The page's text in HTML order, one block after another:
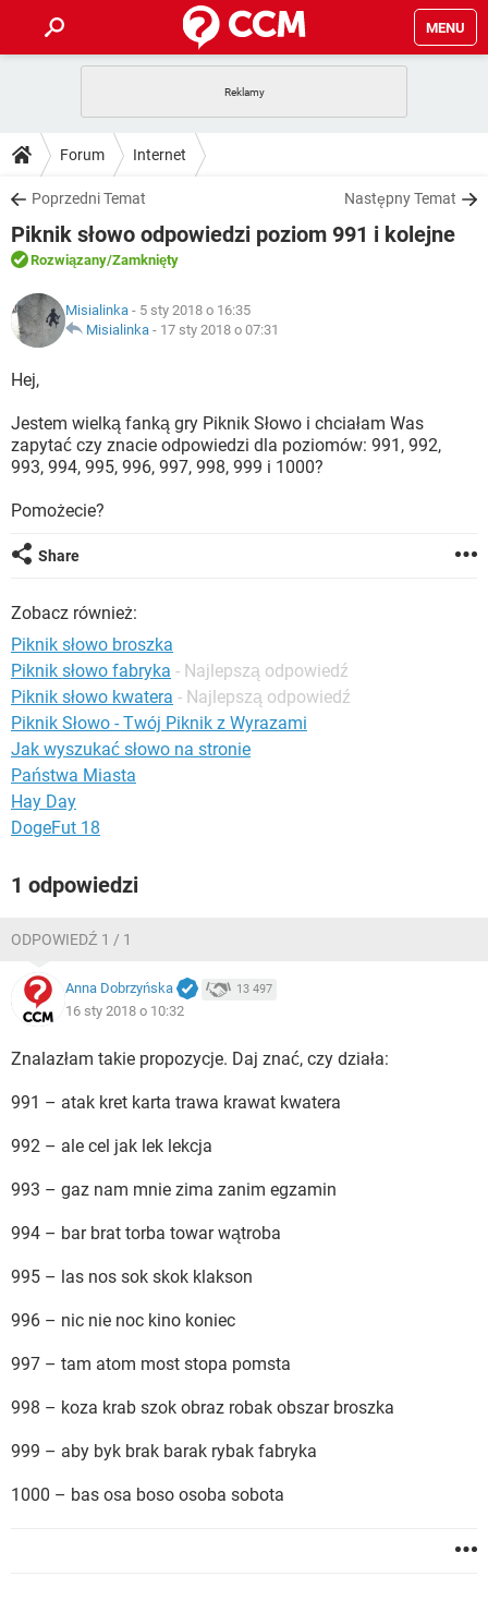
MENU
GRY
SPOTIFY
INSTAGRAM FACEBOOK
WINDOWS 10
PORADY
PlayStation
SPOTIFY
INSTAGRAM
WINDOWS 10
DO POBRANIA
ANDROID TIKTOK
GRY
IOS
INSTAGRAM
WINDOWS 10
FORUM
COVID-19
GRY WHATSAPP
WINDOWS 10
ARTYKUŁY
COVID-19
GRY
SPOTIFY NETFLIX
INSTAGRAM FACEBOOK
Forum Internet
Poprzedni Temat Następny Temat
Piknik słowo odpowiedzi poziom 991 i kolejne
Rozwiązany/Zamknięty
Misialinka - 5 sty 2018 o 16:35
Misialinka - 17 sty 2018 o 07:31
Hej,
Jestem wielką fanką gry Piknik Słowo i chciałam Was
zapytać czy znacie odpowiedzi dla poziomów: 991, 992,
993, 994, 995, 996, 997, 998, 999 i 1000?
Pomożecie?
Share
Zobacz również:
Piknik słowo broszka
Piknik słowo fabryka - Najlepszą odpowiedź
Piknik słowo kwatera - Najlepszą odpowiedź
Piknik Słowo - Twój Piknik z Wyrazami
Jak wyszukać słowo na stronie
Państwa Miasta
Hay Day
DogeFut 18
1 odpowiedzi
ODPOWIEDŹ 1 / 1
Anna Dobrzyńska 13 497
16 sty 2018 o 10:32
Znalazłam takie propozycje. Daj znać, czy działa:
991 – atak kret karta trawa krawat kwatera
992 – ale cel jak lek lekcja
993 – gaz nam mnie zima zanim egzamin
994 – bar brat torba towar wątroba
995 – las nos sok skok klakson
996 – nic nie noc kino koniec
997 – tam atom most stopa pomsta
998 – koza krab szok obraz robak obszar broszka
999 – aby byk brak barak rybak fabryka
1000 – bas osa boso osoba sobota